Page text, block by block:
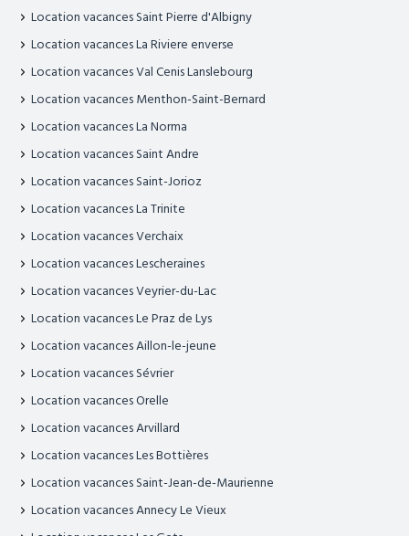
Location vacances Saint Pierre d'Albigny
Location vacances La Riviere enverse
Location vacances Val Cenis Lanslebourg
Location vacances Menthon-Saint-Bernard
Location vacances La Norma
Location vacances Saint Andre
Location vacances Saint-Jorioz
Location vacances La Trinite
Location vacances Verchaix
Location vacances Lescheraines
Location vacances Veyrier-du-Lac
Location vacances Le Praz de Lys
Location vacances Aillon-le-jeune
Location vacances Sévrier
Location vacances Orelle
Location vacances Arvillard
Location vacances Les Bottières
Location vacances Saint-Jean-de-Maurienne
Location vacances Annecy Le Vieux